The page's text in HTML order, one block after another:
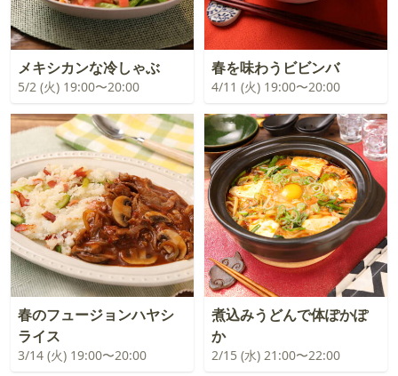
メキシカンな冷しゃぶ
5/2 (火) 19:00〜20:00
春を味わうビビンバ
4/11 (火) 19:00〜20:00
春のフュージョンハヤシ
ライス
3/14 (火) 19:00〜20:00
煮込みうどんで体ぽかぽ
か
2/15 (水) 21:00〜22:00